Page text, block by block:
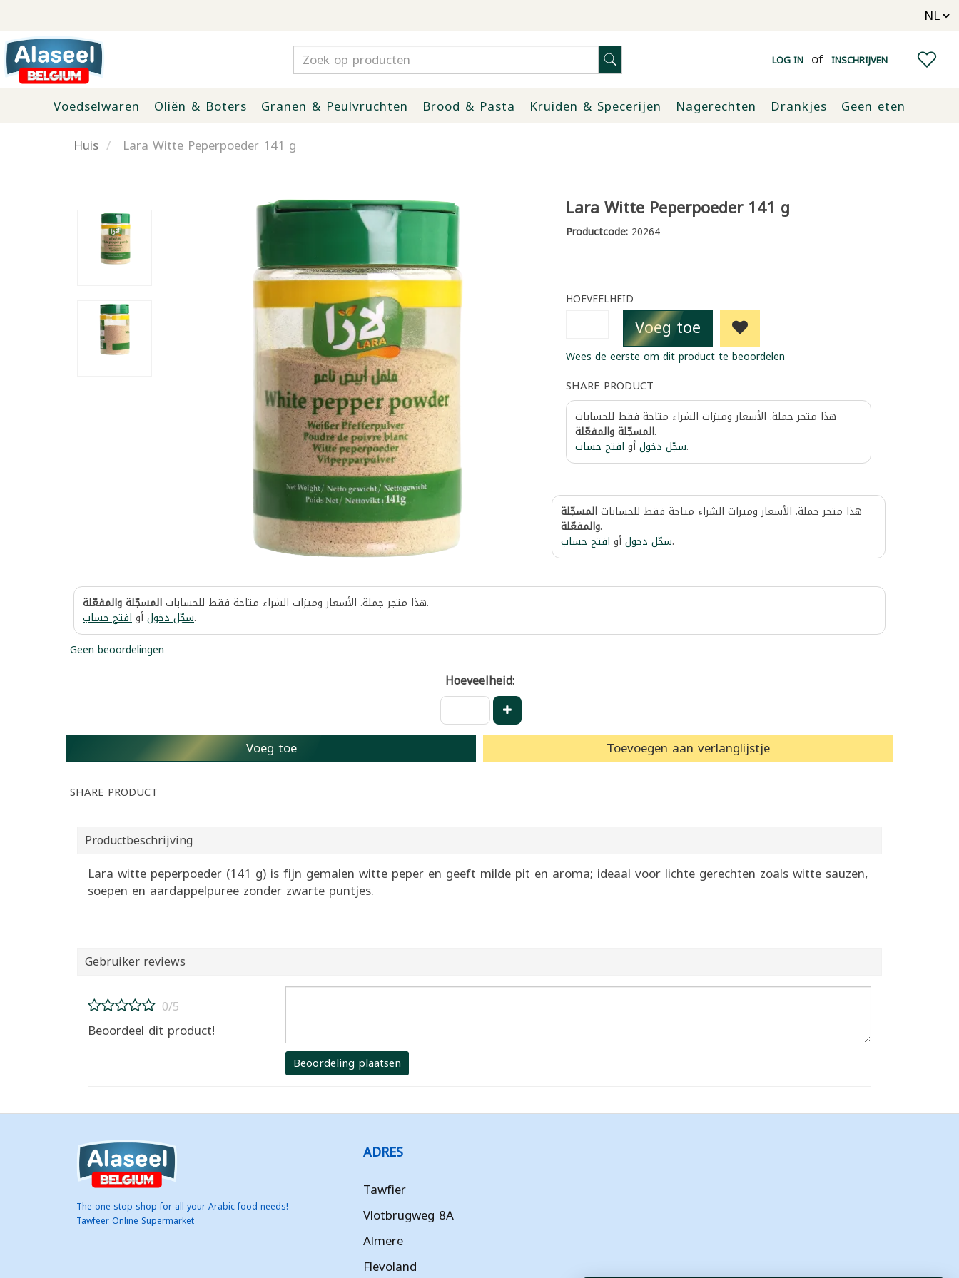
LOG IN of INSCHRIJVEN
Voedselwaren Oliën & Boters Granen & Peulvruchten Brood & Pasta Kruiden & Specerijen Nagerechten Drankjes
Geen eten
Huis
Lara Witte Peperpoeder 141 g
Lara Witte Peperpoeder 141 g
Productcode:20264
HOEVEELHEID
Voeg toe
Wees de eerste om dit product te beoordelen
SHARE PRODUCT
هذا متجر جملة. الأسعار وميزات الشراء متاحة فقط للحسابات
المسجّلة والمفعّلة.
سجّل دخولأوافتح حساب .
هذا متجر جملة. الأسعار وميزات الشراء متاحة فقط للحساباتالمسجّلة
والمفعّلة.
سجّل دخولأوافتح حساب .
هذا متجر جملة. الأسعار وميزات الشراء متاحة فقط للحساباتالمسجّلة والمفعّلة .
سجّل دخولأوافتح حساب
.
Geen beoordelingen
Hoeveelheid:
Voeg toe Toevoegen aan verlanglijstje
SHARE PRODUCT
Productbeschrijving
Lara witte peperpoeder (141 g) is fijn gemalen witte peper en geeft milde pit en aroma; ideaal voor lichte gerechten zoals witte sauzen,
soepen en aardappelpuree zonder zwarte puntjes.
Gebruiker reviews
0/5
Beoordeel dit product!
Beoordeling plaatsen
The one-stop shop for all your Arabic food needs!
Tawfeer Online Supermarket
ADRES
Tawfier
Vlotbrugweg 8A
Almere
Flevoland